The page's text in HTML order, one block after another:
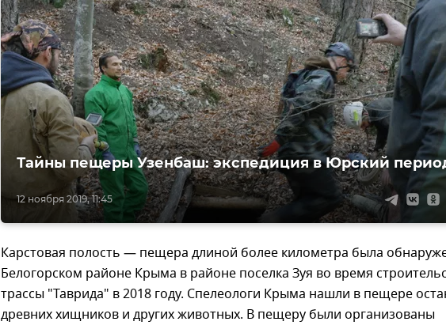
12 ноября 2019, 11:45
Тайны пещеры Узенбаш: экспедиция в Юрский
Карстовая полость — пещера длиной более километра была
Белогорском районе Крыма в районе поселка Зуя во время
трассы "Таврида" в 2018 году. Спелеологи Крыма нашли в пещере
древних хищников и других животных. В пещеру были организованы